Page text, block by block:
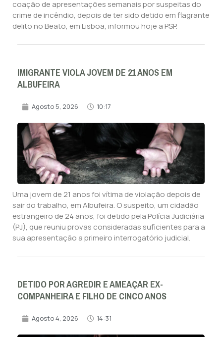
coação de apresentações semanais por suspeitas do
crime de incêndio, depois de ter sido detido em flagrante
delito no Beato, em Lisboa, informou hoje a PSP.
IMIGRANTE VIOLA JOVEM DE 21 ANOS EM
ALBUFEIRA
Agosto 5, 2026 10:17
Uma jovem de 21 anos foi vítima de violação depois de
sair do trabalho, em Albufeira. O suspeito, um cidadão
estrangeiro de 24 anos, foi detido pela Polícia Judiciária
(PJ), que reuniu provas consideradas suficientes para a
sua apresentação a primeiro interrogatório judicial.
DETIDO POR AGREDIR E AMEAÇAR EX-
COMPANHEIRA E FILHO DE CINCO ANOS
Agosto 4, 2026 14:31